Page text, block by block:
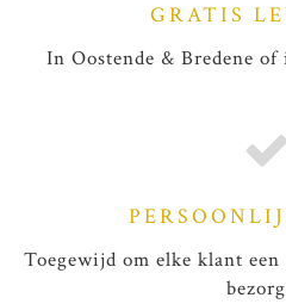
GRATIS
In Oostende & Bredene
Toegewijd om elke klant een